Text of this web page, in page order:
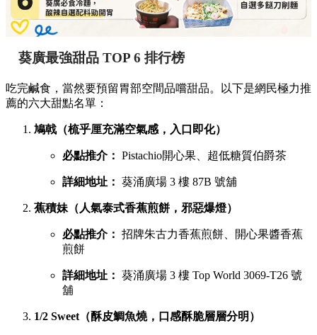
葵廣最強甜品 TOP 6 排行榜
吃完鹹食，當然要預留胃部空間品嚐甜品。以下是網民極力推
薦的六大甜點名單：
鳩戟（梳乎厘充滿空氣感，入口即化）
必點推介： Pistachio開心果、超低糖質伯爵茶
詳細地址： 葵涌廣場 3 樓 87B 號舖
蕉積妹（人氣泰式香蕉煎餅，邪惡爆燈）
必點推介： 招牌朱古力香蕉煎餅、開心果醬香蕉
煎餅
詳細地址： 葵涌廣場 3 樓 Top World 3069-T26 號
舖
1/2 Sweet（酥皮鯛魚燒，口感酥脆層層分明）